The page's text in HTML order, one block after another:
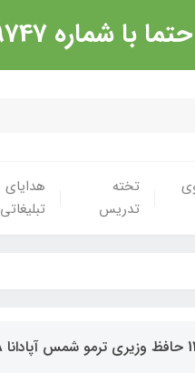
گرفته شود. ارادت
تخته
تدریس
هدایای
تبلیغاتی